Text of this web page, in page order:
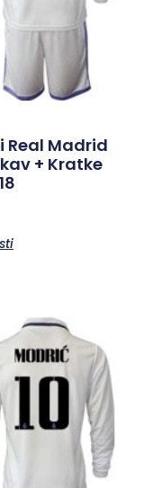
Real Madrid
+ Kratke